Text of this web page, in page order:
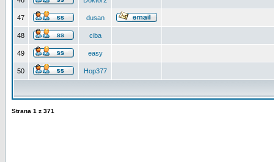
47 dusan
48 ciba
49 easy
50 Hop377
Strana 1 z 371